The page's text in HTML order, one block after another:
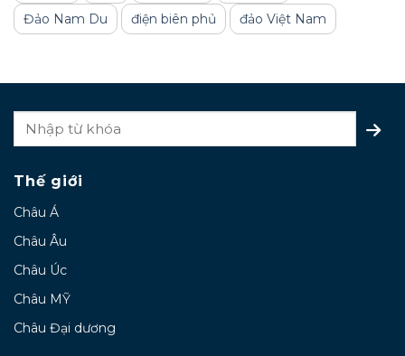
Đảo Nam Du
điện biên phủ đảo Việt Nam
Thế giới
Châu Á
Châu Âu
Châu Úc
Châu MỸ
Châu Đại dương